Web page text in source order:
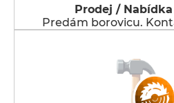
Prodej /
Predám borovicu.